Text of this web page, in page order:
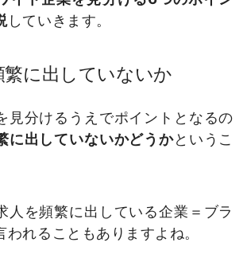
していきます。
繁に出していないか
見分けるうえでポイントとなるの
に出していないかどうかというこ
人を頻繁に出している企業＝ブラ
われることもありますよね。